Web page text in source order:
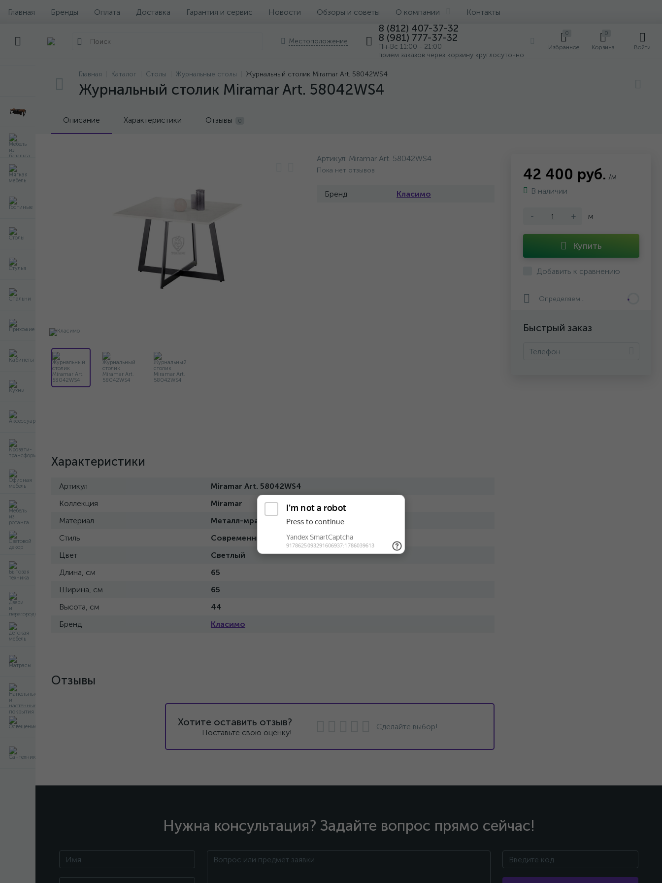
Главная Бренды Оплата Доставка Гарантия и сервис Новости Обзоры и советы О компании Контакты
Местоположение
8 (812) 407-37-32
8 (981) 777-37-32
Пн-Вс 11:00 - 21:00
прием заказов через корзину круглосуточно
0
Избранное
0
Корзина Войти
Главная Каталог Столы Журнальные столы Журнальный столик Miramar Art. 58042WS4
Журнальный столик Miramar Art. 58042WS4
Описание Характеристики Отзывы 0
Артикул: Miramar Art. 58042WS4
Пока нет отзывов
Бренд Класимо
Характеристики
Артикул
Miramar Art. 58042WS4
Коллекция
Miramar
Материал
Металл-мрамор
Стиль
Современный
Цвет
Светлый
Длина, см
65
Ширина, см
65
Высота, см
44
Бренд
Класимо
42 400 руб. /м
В наличии
- + м
Купить
Добавить к сравнению
Определяем...
Быстрый заказ
Отзывы
Хотите оставить отзыв?
Поставьте свою оценку!
Сделайте выбор!
Нужна консультация? Задайте вопрос прямо сейчас!